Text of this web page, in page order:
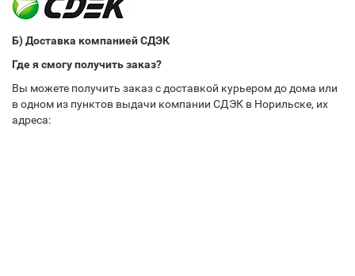
Б) Доставка компанией СДЭК
Где я смогу получить заказ?
Вы можете получить заказ с доставкой курьером до дома или
в одном из пунктов выдачи компании СДЭК в Норильске, их
адреса: